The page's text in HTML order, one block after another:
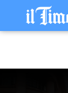
contenuto